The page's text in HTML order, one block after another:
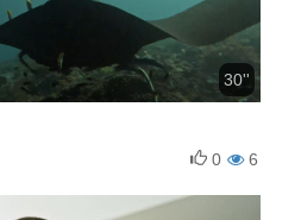
30''
6
0